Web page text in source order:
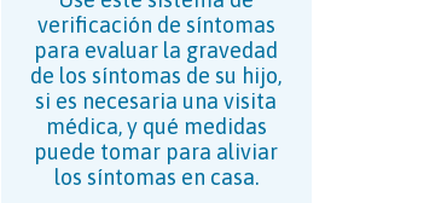
verificación de síntomas
para evaluar la gravedad
de los síntomas de su hijo,
si es necesaria una visita
médica, y qué medidas
puede tomar para aliviar
los síntomas en casa.